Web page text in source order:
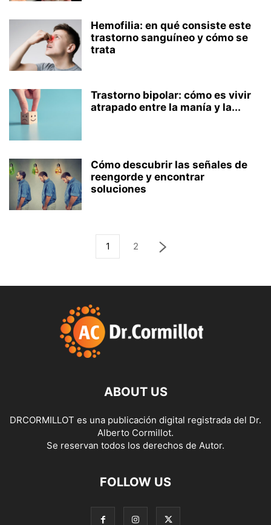
Hemofilia: en qué consiste este
trastorno sanguíneo y cómo se
trata
Trastorno bipolar: cómo es vivir
atrapado entre la manía y la...
Cómo descubrir las señales de
reengorde y encontrar
soluciones
1 2
ABOUT US
DRCORMILLOT es una publicación digital registrada del Dr.
Alberto Cormillot.
Se reservan todos los derechos de Autor.
FOLLOW US